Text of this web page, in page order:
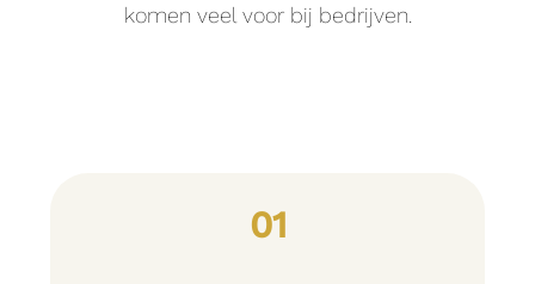
komen veel voor bij bedrijven.
01